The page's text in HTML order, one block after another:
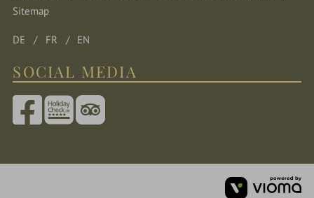
Sitemap
DE FR EN
SOCIAL MEDIA